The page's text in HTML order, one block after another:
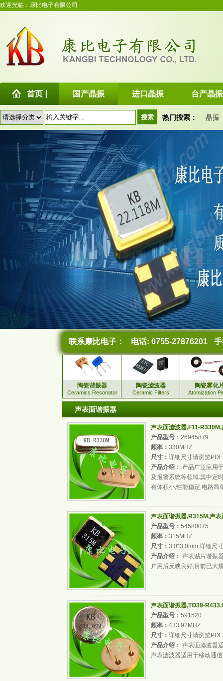
欢迎光临：康比电子有限公司
首页 国产晶振 进口晶振 台产晶振
热门搜索： 晶振
联系康比电子： 电话: 0755-27876201
陶瓷谐振器
Ceramics Resonator
陶瓷滤波器
Ceramic Filters
陶瓷雾化
Atomization
声表面谐振器
声表面滤波器,F11-
产品型号： 26945879
频率： 330MHZ
尺寸： 详细尺寸请浏览PDF
产品介绍： 产品广泛应用
及报警系统等领域.其中定
有体积小,性能稳定,电路简
声表面谐振器,R315M,声
产品型号： 54580075
频率： 315MHZ
尺寸： 3.0*3.0mm,详细尺
产品介绍： 声表贴片谐振
户用后反映良好,目前已大
声表面谐振器,TO39-
产品型号： 591520
频率： 433.92MHZ
尺寸： 详细尺寸请浏览PDF
产品介绍： 声表面滤波器
声表滤波器适用于移动通